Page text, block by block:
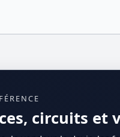
circuits et